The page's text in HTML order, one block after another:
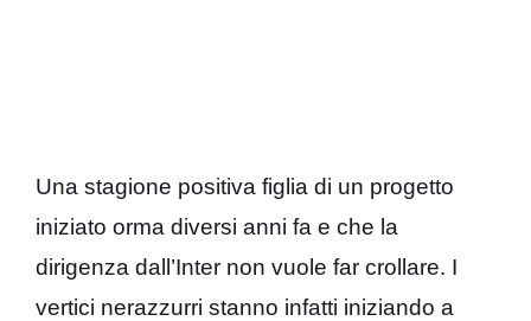
Una stagione positiva figlia di un progetto
iniziato orma diversi anni fa e che la
dirigenza dall’Inter non vuole far crollare. I
vertici nerazzurri stanno infatti iniziando a